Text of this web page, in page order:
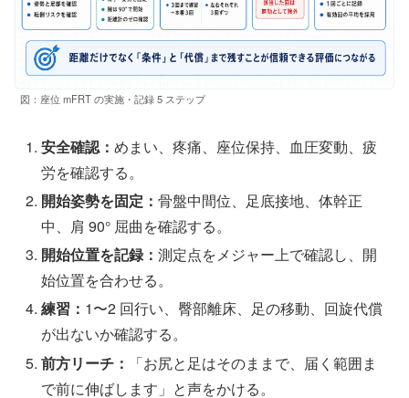
図：座位 mFRT の実施・記録 5 ステップ
安全確認：めまい、疼痛、座位保持、血圧変動、疲
労を確認する。
開始姿勢を固定：骨盤中間位、足底接地、体幹正
中、肩 90° 屈曲を確認する。
開始位置を記録：測定点をメジャー上で確認し、開
始位置を合わせる。
練習： 1〜2 回行い、臀部離床、足の移動、回旋代償
が出ないか確認する。
前方リーチ：
「お尻と足はそのままで、届く範囲ま
で前に伸ばします」と声をかける。